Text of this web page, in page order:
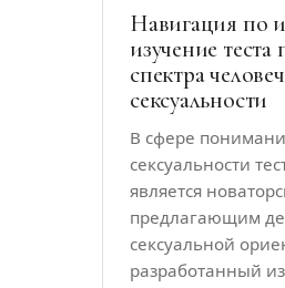
Навигация по
изучение
спектра
сексуальности
В сфере
сексуальности
является
предлагающим
сексуальной
разработанный